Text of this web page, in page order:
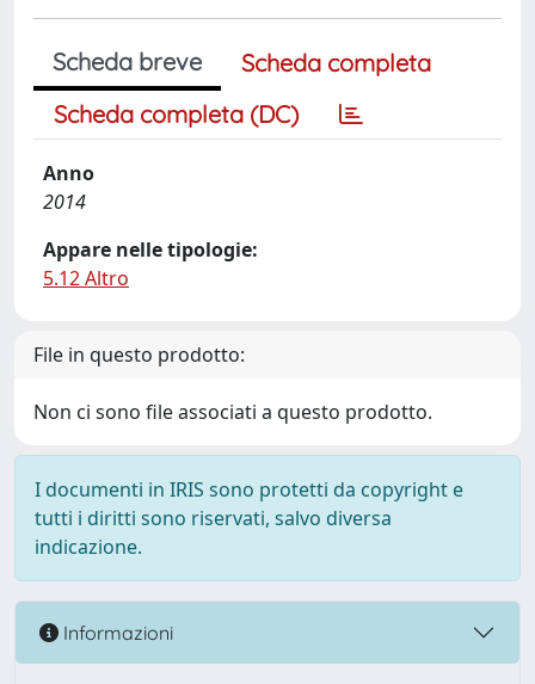
Scheda breve
Scheda completa
Scheda completa (DC)
Anno
2014
Appare nelle tipologie:
5.12 Altro
File in questo prodotto:
Non ci sono file associati a questo prodotto.
I documenti in IRIS sono protetti da copyright e
tutti i diritti sono riservati, salvo diversa
indicazione.
Informazioni